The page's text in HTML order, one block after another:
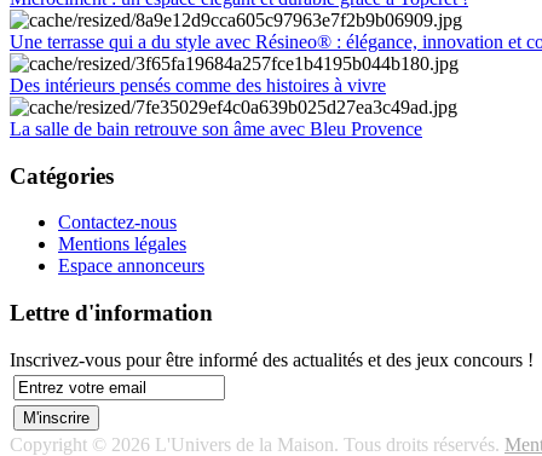
Une terrasse qui a du style avec Résineo® : élégance, innovation et
Des intérieurs pensés comme des histoires à vivre
La salle de bain retrouve son âme avec Bleu Provence
Catégories
Contactez-nous
Mentions légales
Espace annonceurs
Lettre d'information
Inscrivez-vous pour être informé des actualités et des jeux concours !
Copyright © 2026 L'Univers de la Maison. Tous droits réservés.